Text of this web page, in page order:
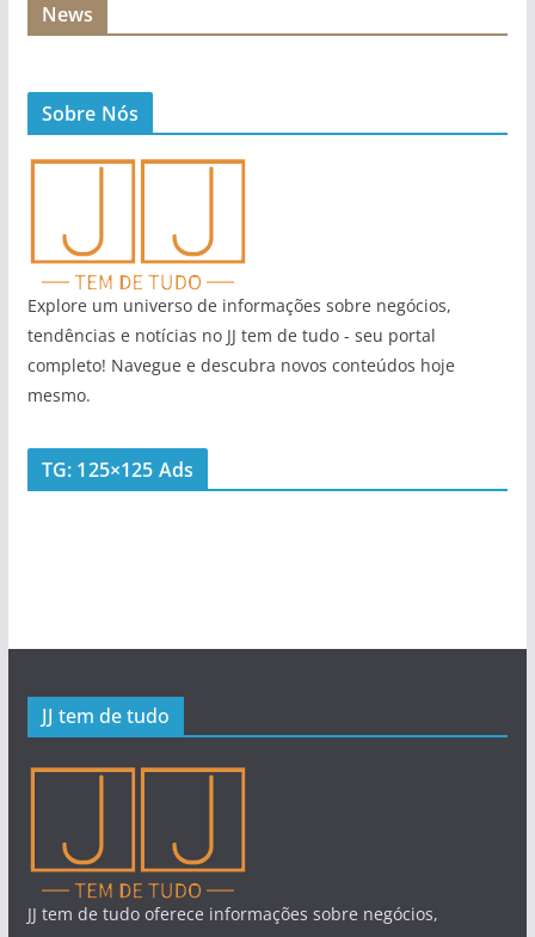
News
Sobre Nós
Explore um universo de informações sobre negócios,
tendências e notícias no JJ tem de tudo - seu portal
completo! Navegue e descubra novos conteúdos hoje
mesmo.
TG: 125×125 Ads
JJ tem de tudo
JJ tem de tudo oferece informações sobre negócios,